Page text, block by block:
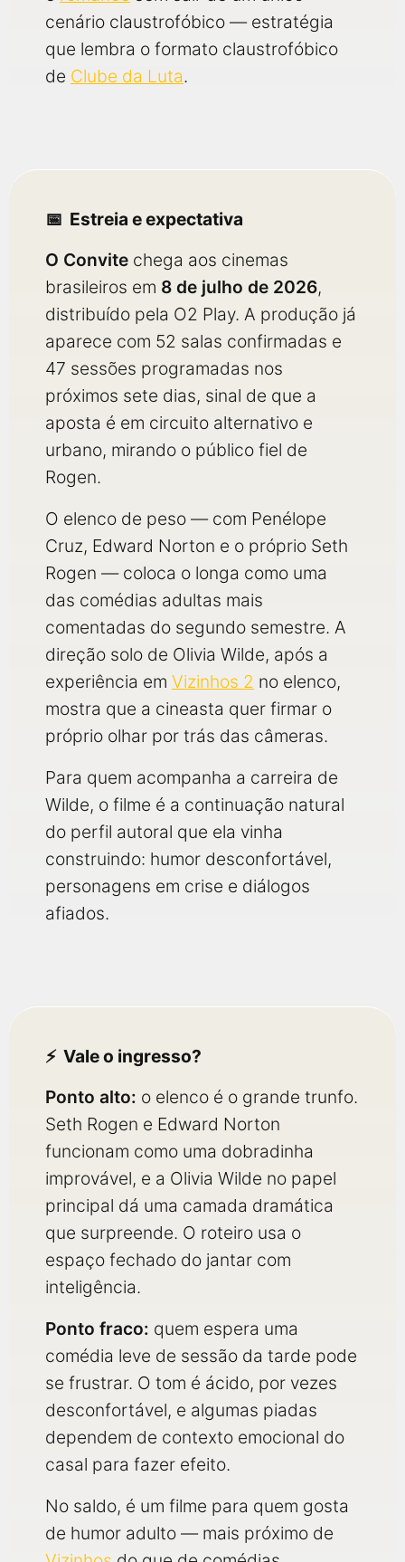
cenário claustrofóbico — estratégia
que lembra o formato claustrofóbico
de Clube da Luta.
Estreia e expectativa
O Convite chega aos cinemas
brasileiros em 8 de julho de 2026,
distribuído pela O2 Play. A produção já
aparece com 52 salas confirmadas e
47 sessões programadas nos
próximos sete dias, sinal de que a
aposta é em circuito alternativo e
urbano, mirando o público fiel de
Rogen.
O elenco de peso — com Penélope
Cruz, Edward Norton e o próprio Seth
Rogen — coloca o longa como uma
das comédias adultas mais
comentadas do segundo semestre. A
direção solo de Olivia Wilde, após a
experiência em Vizinhos 2 no elenco,
mostra que a cineasta quer firmar o
próprio olhar por trás das câmeras.
Para quem acompanha a carreira de
Wilde, o filme é a continuação natural
do perfil autoral que ela vinha
construindo: humor desconfortável,
personagens em crise e diálogos
afiados.
Vale o ingresso?
Ponto alto: o elenco é o grande trunfo.
Seth Rogen e Edward Norton
funcionam como uma dobradinha
improvável, e a Olivia Wilde no papel
principal dá uma camada dramática
que surpreende. O roteiro usa o
espaço fechado do jantar com
inteligência.
Ponto fraco: quem espera uma
comédia leve de sessão da tarde pode
se frustrar. O tom é ácido, por vezes
desconfortável, e algumas piadas
dependem de contexto emocional do
casal para fazer efeito.
No saldo, é um filme para quem gosta
de humor adulto — mais próximo de